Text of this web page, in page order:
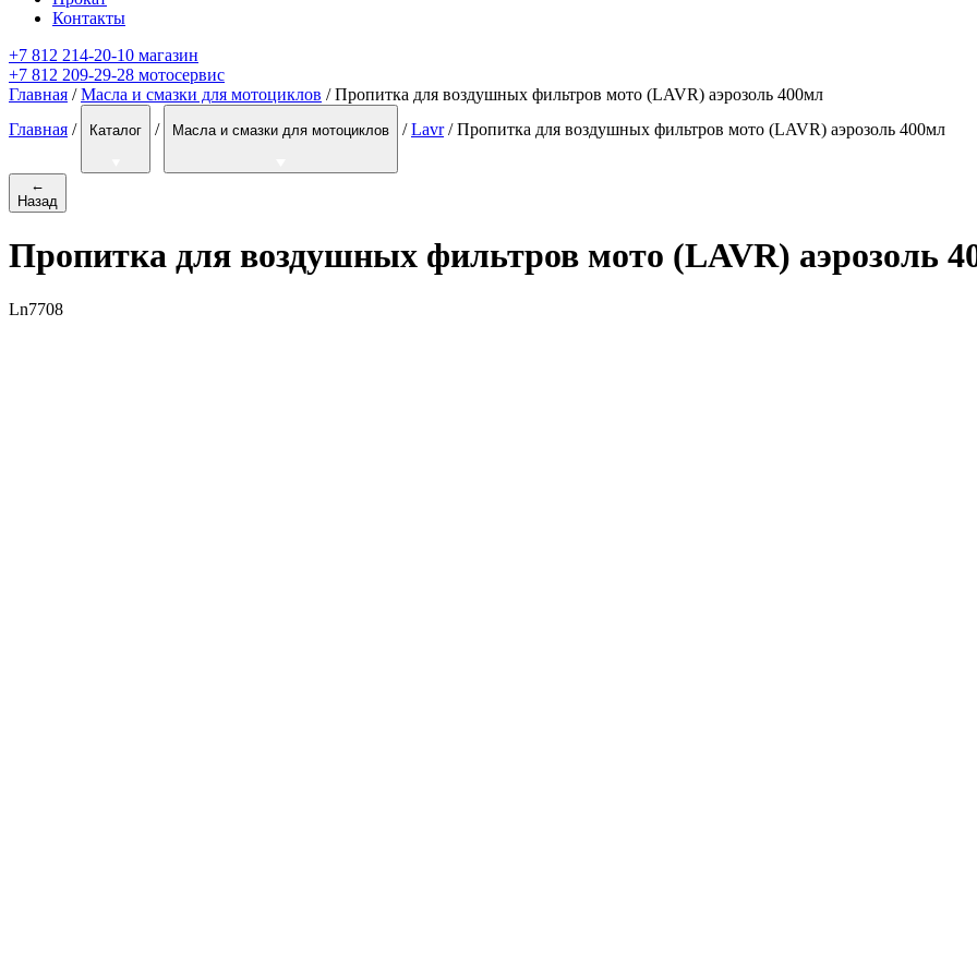
Контакты
+7 812 214-20-10 магазин
+7 812 209-29-28 мотосервис
Главная /Масла и смазки для мотоциклов / Пропитка для воздушных фильтров мото (LAVR) аэрозоль 400мл
Главная / Каталог / Масла и смазки для мотоциклов / Lavr / Пропитка для воздушных фильтров мото (LAVR) аэрозоль 400мл
←
Назад
Пропитка для воздушных фильтров мото (LAVR) аэрозоль
Ln7708